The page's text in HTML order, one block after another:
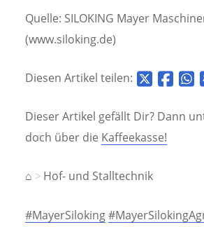
Quelle: SILOKING Mayer
(www.siloking.de)
Diesen Artikel teilen:
Dieser Artikel gefällt Dir? Dann
doch über die Kaffeekasse!
⌂ Hof- und Stalltechnik
#MayerSiloking